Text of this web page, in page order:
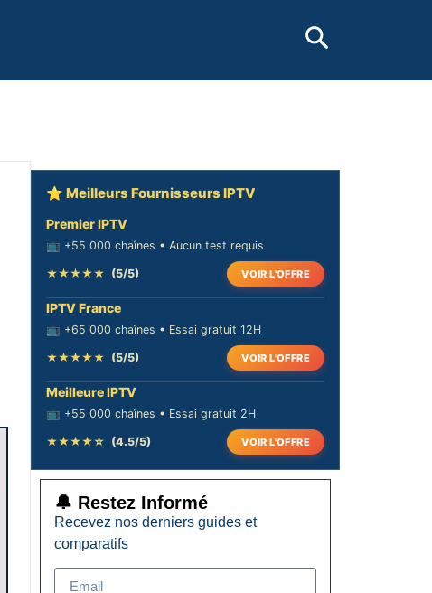
⭐ Meilleurs Fournisseurs IPTV
Premier IPTV
📺 +55 000 chaînes • Aucun test requis
★★★★★ (5/5) VOIR L'OFFRE
IPTV France
📺 +65 000 chaînes • Essai gratuit 12H
★★★★★ (5/5) VOIR L'OFFRE
Meilleure IPTV
📺 +55 000 chaînes • Essai gratuit 2H
★★★★☆ (4.5/5) VOIR L'OFFRE
🔔 Restez Informé
Recevez nos derniers guides et
comparatifs